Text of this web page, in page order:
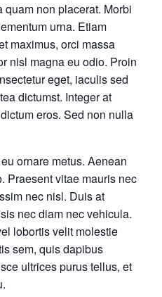
quam non placerat. Morbi
urna. Etiam
maximus, orci massa
nisl magna eu odio. Proin
eget, iaculis sed
dictumst. Integer at
eros. Sed non nulla
ornare metus. Aenean
Praesent vitae mauris nec
nec nisl. Duis at
nec diam nec vehicula.
lobortis velit molestie
sem, quis dapibus
ultrices purus tellus, et